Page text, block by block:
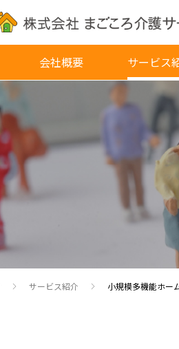
会社概要 サービス
サービス紹介 小規模多機能ホー